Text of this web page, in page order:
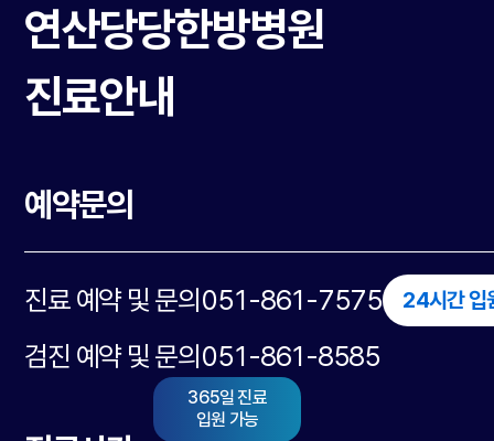
연산당당한방병원
진료안내
예약문의
진료 예약 및 문의051-861-7575 24시간 입
검진 예약 및 문의051-861-8585
365일 진료
입원 가능